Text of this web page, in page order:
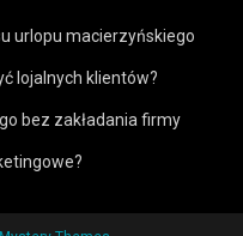
urlopu macierzyńskiego
lojalnych klientów?
bez zakładania firmy